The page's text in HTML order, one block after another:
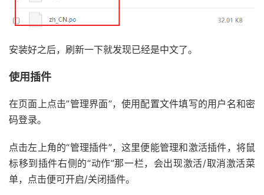
安装好之后，刷新一下就发现已经是中文了。
使用插件
在页面上点击”管理界面”，使用配置文件填写的用户名和密
码登录。
点击左上角的“管理插件”，这里便能管理和激活插件，将鼠
标移到插件右侧的“动作”那一栏，会出现激活/取消激活菜
单，点击便可开启/关闭插件。